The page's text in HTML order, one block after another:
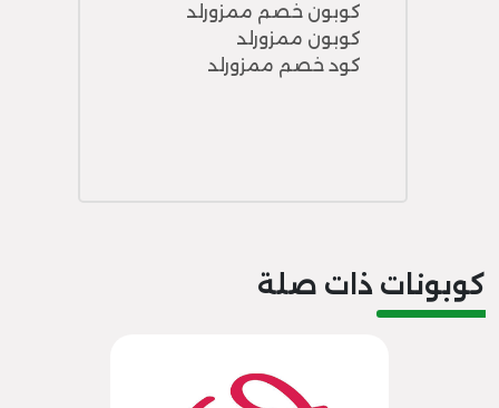
كوبون خصم ممزورلد
كوبون ممزورلد
كود خصم ممزورلد
كوبونات ذات صلة